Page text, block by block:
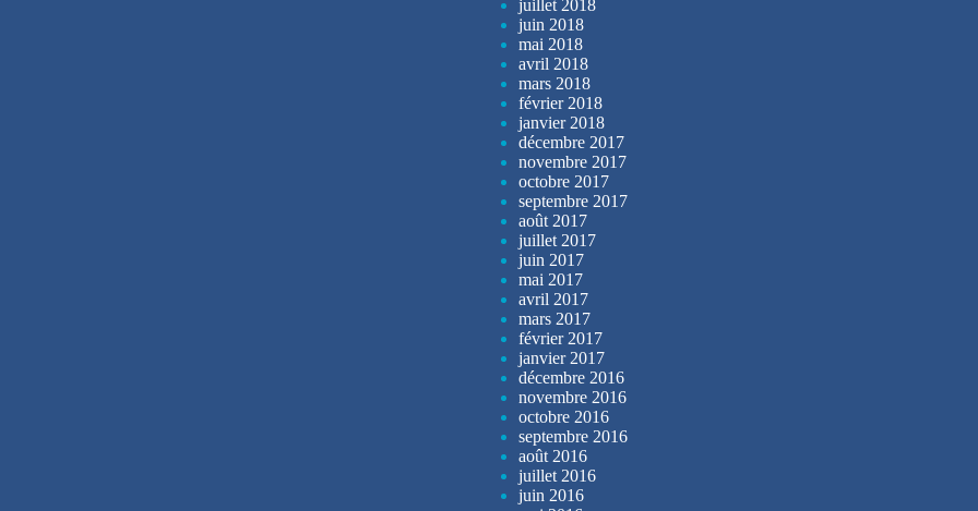
juillet 2018
juin 2018
mai 2018
avril 2018
mars 2018
février 2018
janvier 2018
décembre 2017
novembre 2017
octobre 2017
septembre 2017
août 2017
juillet 2017
juin 2017
mai 2017
avril 2017
mars 2017
février 2017
janvier 2017
décembre 2016
novembre 2016
octobre 2016
septembre 2016
août 2016
juillet 2016
juin 2016